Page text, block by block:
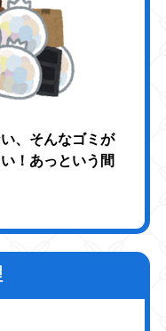
、そんなゴミが
！あっという間